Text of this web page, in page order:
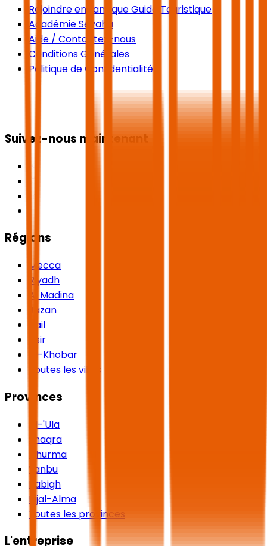
Rejoindre en tant que Guide Touristique
Académie Seyaha
Aide / Contactez-nous
Conditions Générales
Politique de Confidentialité
Suivez-nous maintenant
Régions
Mecca
Riyadh
Al Madina
Jazan
Hail
Asir
Al-Khobar
Toutes les villes
Provinces
Al-'Ula
Shaqra
Dhurma
Yanbu
Rabigh
Rijal-Alma
Toutes les provinces
L'entreprise